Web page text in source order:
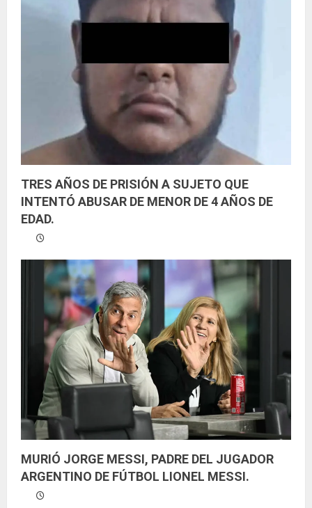
TRES AÑOS DE PRISIÓN A SUJETO QUE
INTENTÓ ABUSAR DE MENOR DE 4 AÑOS DE
EDAD.
MURIÓ JORGE MESSI, PADRE DEL JUGADOR
ARGENTINO DE FÚTBOL LIONEL MESSI.